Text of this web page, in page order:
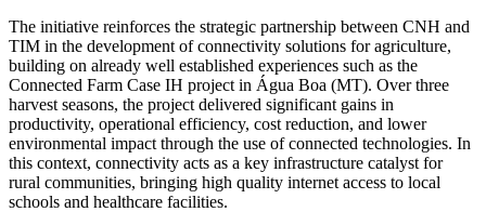
The initiative reinforces the strategic partnership between CNH and
TIM in the development of connectivity solutions for agriculture,
building on already well established experiences such as the
Connected Farm Case IH project in Água Boa (MT). Over three
harvest seasons, the project delivered significant gains in
productivity, operational efficiency, cost reduction, and lower
environmental impact through the use of connected technologies. In
this context, connectivity acts as a key infrastructure catalyst for
rural communities, bringing high quality internet access to local
schools and healthcare facilities.